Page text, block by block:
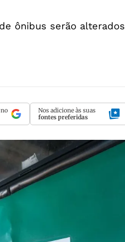
ônibus serão alterados
no
Nos adicione às suas
fontes preferidas